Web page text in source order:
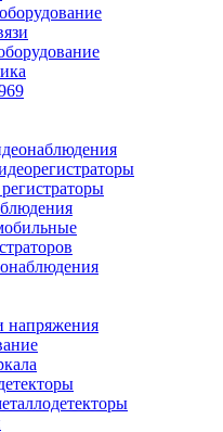
напряжения